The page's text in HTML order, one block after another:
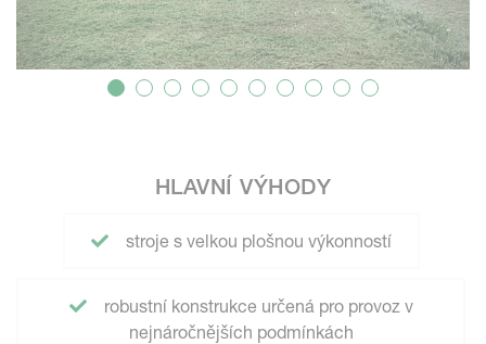
HLAVNÍ VÝHODY
stroje s velkou plošnou výkonností
robustní konstrukce určená pro provoz v
nejnáročnějších podmínkách